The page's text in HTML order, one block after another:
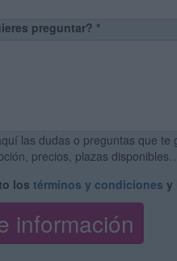
preguntar? *
las dudas o preguntas que
precios, plazas
los términos y condiciones y